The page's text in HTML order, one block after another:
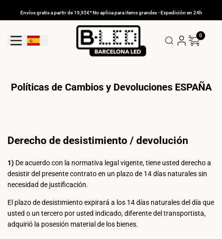
Envíos gratis a partir de 19,95€* No aplica para items grandes - Expedición en 24h
Geolocation Button: España
0
Políticas de Cambios y Devoluciones ESPAÑA
Derecho de desistimiento / devolución
1) De acuerdo con la normativa legal vigente, tiene usted derecho a
desistir del presente contrato en un plazo de 14 días naturales sin
necesidad de justificación.
El plazo de desistimiento expirará a los 14 días naturales del día que
usted o un tercero por usted indicado, diferente del transportista,
adquirió la posesión material de los bienes.